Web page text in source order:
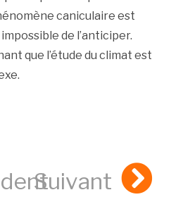
caniculaire est
de l’anticiper.
que l’étude du climat est
Suivant